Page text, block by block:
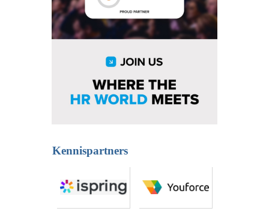
Kennispartners